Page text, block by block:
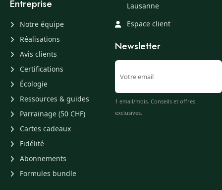
Entreprise
Notre équipe
Réalisations
Avis clients
Certifications
Écologie
Ressources & guides
Parrainage (50 CHF)
Cartes cadeaux
Fidélité
Abonnements
Formules bundle
Lausanne
Espace client
Newsletter
1 email/mois. Conseils et offres
exclusives.